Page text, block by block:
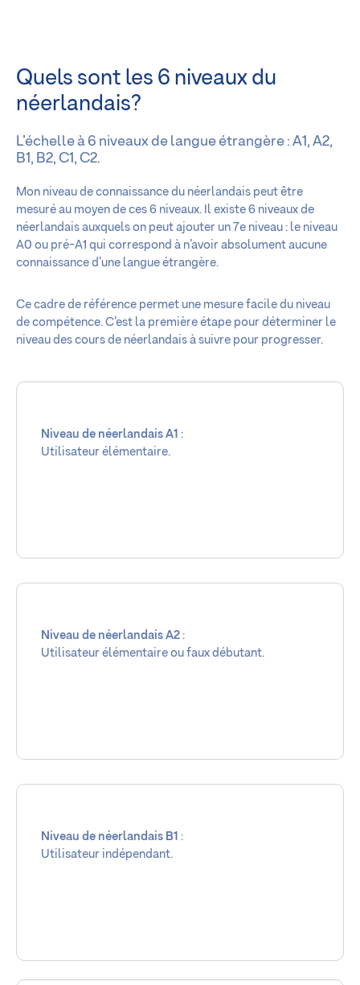
Quels sont les 6 niveaux du
néerlandais?
L’échelle à 6 niveaux de langue étrangère : A1, A2,
B1, B2, C1, C2.
Mon niveau de connaissance du néerlandais peut être
mesuré au moyen de ces 6 niveaux. Il existe 6 niveaux de
néerlandais auxquels on peut ajouter un 7e niveau : le niveau
A0 ou pré-A1 qui correspond à n’avoir absolument aucune
connaissance d’une langue étrangère.
Ce cadre de référence permet une mesure facile du niveau
de compétence. C’est la première étape pour déterminer le
niveau des cours de néerlandais à suivre pour progresser.
Niveau de néerlandais A1 :
Utilisateur élémentaire.
Niveau de néerlandais A2 :
Utilisateur élémentaire ou faux débutant.
Niveau de néerlandais B1 :
Utilisateur indépendant.